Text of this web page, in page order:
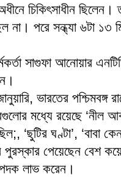
চিকিৎসাধীন
না। পরে সন্ধ্যা ৬টা ১৩
সাগুফা আনোয়ার
ভারতের পশ্চিমবঙ্গ
মধ্যে রয়েছে ‘নীল
‘ছুটির ঘণ্টা’, ‘বাবা
পুরস্কার পেয়েছেন বেশ
পদক লাভ করেন।